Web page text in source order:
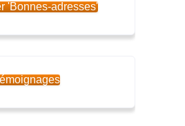
'Bonnes-adresses'